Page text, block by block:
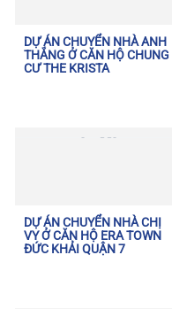
DỰ ÁN CHUYỂN NHÀ ANH
THẮNG Ở CĂN HỘ CHUNG
CƯ THE KRISTA
DỰ ÁN CHUYỂN NHÀ CHỊ
VY Ở CĂN HỘ ERA TOWN
ĐỨC KHẢI QUẬN 7